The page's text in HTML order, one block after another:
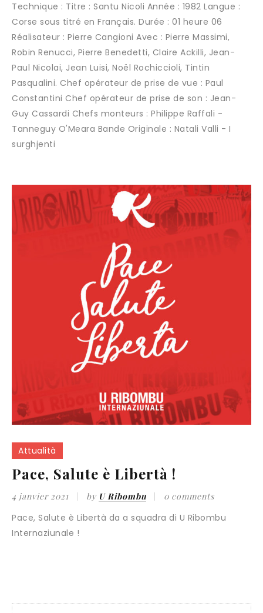
Technique : Titre : Santu Nicoli Année : 1982 Langue :
Corse sous titré en Français. Durée : 01 heure 06
Réalisateur : Pierre Cangioni Avec : Pierre Massimi,
Robin Renucci, Pierre Benedetti, Claire Ackilli, Jean-
Paul Nicolai, Jean Luisi, Noël Rochiccioli, Tintin
Pasqualini. Chef opérateur de prise de vue : Paul
Constantini Chef opérateur de prise de son : Jean-
Guy Cassardi Chefs monteurs : Philippe Raffali -
Tanneguy O'Meara Bande Originale : Natali Valli - I
surghjenti
Attualità
Pace, Salute è Libertà !
4 janvier 2021 by U Ribombu 0 comments
Pace, Salute è Libertà da a squadra di U Ribombu
Internaziunale !